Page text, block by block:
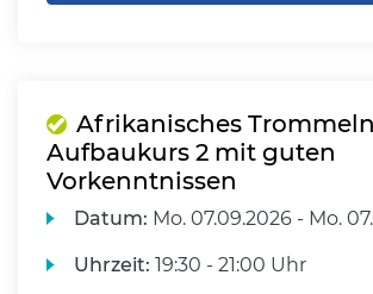
Afrikanisches
Aufbaukurs 2 mit guten
Vorkenntnissen
Datum: Mo. 07.09.2026 - Mo.
Uhrzeit: 19:30 - 21:00 Uhr